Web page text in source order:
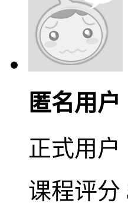
匿名用户
正式用户
课程评分